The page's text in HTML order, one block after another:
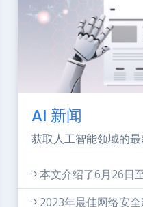
AI 新闻
获取人工智能领域的
本文介绍了6月26日
2023年最佳网络安